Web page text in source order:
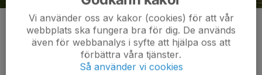
Kommentarer
Vi använder oss av kakor (cookies) för att vår
webbplats ska fungera bra för dig. De används
även för webbanalys i syfte att hjälpa oss att
förbättra våra tjänster.
Så använder vi cookies